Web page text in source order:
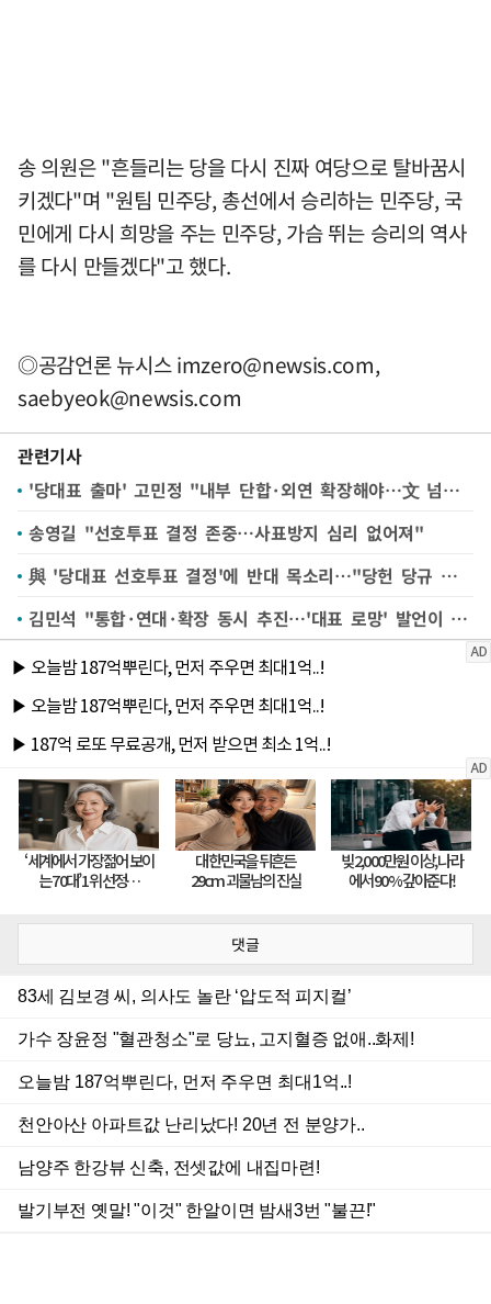
송 의원은 "흔들리는 당을 다시 진짜 여당으로 탈바꿈시
키겠다"며 "원팀 민주당, 총선에서 승리하는 민주당, 국
민에게 다시 희망을 주는 민주당, 가슴 뛰는 승리의 역사
를 다시 만들겠다"고 했다.
◎공감언론 뉴시스imzero@newsis.com,
saebyeok@newsis.com
관련기사
'당대표 출마' 고민정 "내부 단합·외연 확장해야…文 넘어설 것"(종합)
송영길 "선호투표 결정 존중…사표방지 심리 없어져"
與 '당대표 선호투표 결정'에 반대 목소리…"당헌 당규 위반"
김민석 "통합·연대·확장 동시 추진…'대표 로망' 발언이 제 유일한 자기정치 사례인가"
댓글